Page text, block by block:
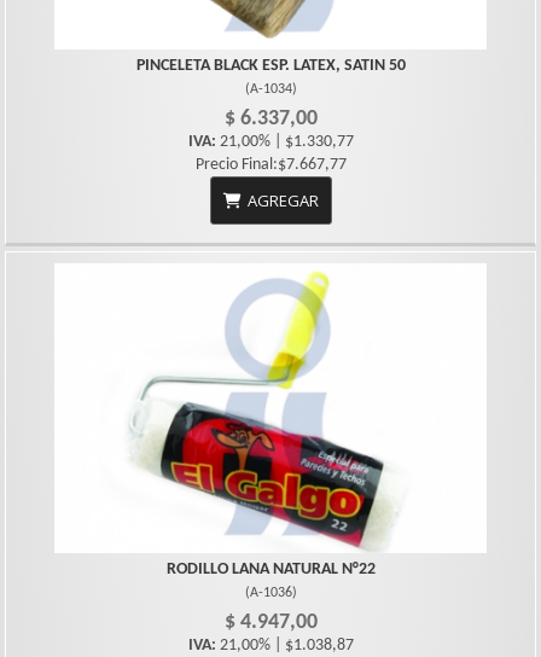
PINCELETA BLACK ESP. LATEX, SATIN 50
(A-1034)
$ 6.337,00
IVA: 21,00% | $1.330,77
Precio Final:$7.667,77
AGREGAR
RODILLO LANA NATURAL N°22
(A-1036)
$ 4.947,00
IVA: 21,00% | $1.038,87